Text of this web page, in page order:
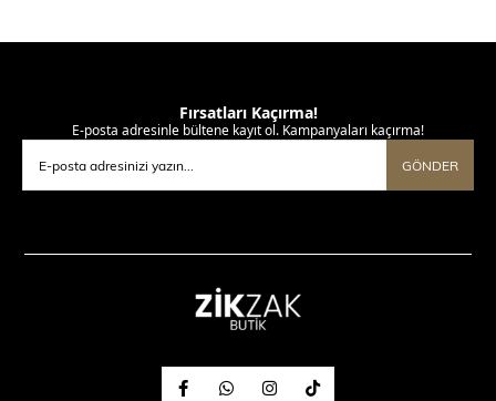
Fırsatları Kaçırma!
E-posta adresinle bültene kayıt ol. Kampanyaları kaçırma!
GÖNDER